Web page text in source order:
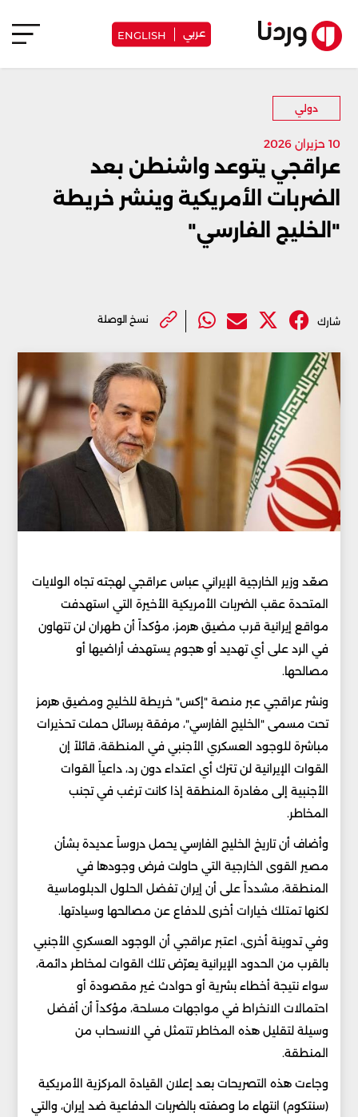
عربي ENGLISH
دولي
10 حزيران 2026
عراقجي يتوعد واشنطن بعد
الضربات الأمريكية وينشر خريطة
"الخليج الفارسي"
شارك نسخ الوصلة
صعّد وزير الخارجية الإيراني عباس عراقجي لهجته تجاه الولايات
المتحدة عقب الضربات الأمريكية الأخيرة التي استهدفت
مواقع إيرانية قرب مضيق هرمز، مؤكداً أن طهران لن تتهاون
في الرد على أي تهديد أو هجوم يستهدف أراضيها أو
مصالحها.
ونشر عراقجي عبر منصة "إكس" خريطة للخليج ومضيق هرمز
تحت مسمى "الخليج الفارسي"، مرفقة برسائل حملت تحذيرات
مباشرة للوجود العسكري الأجنبي في المنطقة، قائلاً إن
القوات الإيرانية لن تترك أي اعتداء دون رد، داعياً القوات
الأجنبية إلى مغادرة المنطقة إذا كانت ترغب في تجنب
المخاطر.
وأضاف أن تاريخ الخليج الفارسي يحمل دروساً عديدة بشأن
مصير القوى الخارجية التي حاولت فرض وجودها في
المنطقة، مشدداً على أن إيران تفضل الحلول الدبلوماسية
لكنها تمتلك خيارات أخرى للدفاع عن مصالحها وسيادتها.
وفي تدوينة أخرى، اعتبر عراقجي أن الوجود العسكري الأجنبي
بالقرب من الحدود الإيرانية يعرّض تلك القوات لمخاطر دائمة،
سواء نتيجة أخطاء بشرية أو حوادث غير مقصودة أو
احتمالات الانخراط في مواجهات مسلحة، مؤكداً أن أفضل
وسيلة لتقليل هذه المخاطر تتمثل في الانسحاب من
المنطقة.
وجاءت هذه التصريحات بعد إعلان القيادة المركزية الأمريكية
(سنتكوم) انتهاء ما وصفته بالضربات الدفاعية ضد إيران، والتي